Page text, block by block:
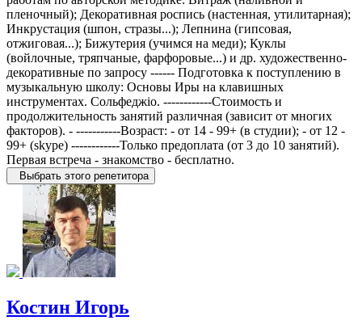
пленочный); Декоративная роспись (настенная, утилитарная);
Инкрустация (шпон, стразы...); Лепнина (гипсовая,
отжиговая...); Бижутерия (учимся на меди); Куклы
(войлочные, тряпчаные, фарфоровые...) и др. художественно-
декоративные по запросу ------ Подготовка к поступлению в
музыкальную школу: Основы Иры на клавишных
инструментах. Сольфеджіо. ------------Стоимость и
продолжительность занятий различная (зависит от многих
факторов). - -----------Возраст: - от 14 - 99+ (в студии); - от 12 -
99+ (skype) ------------Только предоплата (от 3 до 10 занятий).
Первая встреча - знакомство - бесплатно.
Выбрать этого репетитора
Костин Игорь